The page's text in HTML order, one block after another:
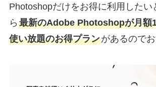
Photoshopだけをお得に利用したい
ら 最新のAdobe Photoshopが月額
使い放題のお得プランがあるのでお